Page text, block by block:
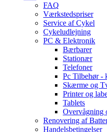
FAQ
Værkstedspriser
Service af Cykel
Cykeludlejning
PC & Elektronik
Bærbarer
Stationær
Telefoner
Pc Tilbehør -
Skærme og
Printer og
Tablets
Overvågning
Renovering af
Handelsbetingelser